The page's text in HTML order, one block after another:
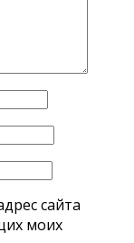
сайта
моих